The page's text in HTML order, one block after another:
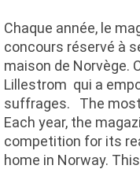
Chaque année, le
concours réservé à
maison de Norvège.
Lillestrom qui a
suffrages. The
Each year, the
competition for its
home in Norway.